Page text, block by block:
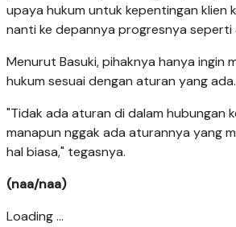
upaya hukum untuk kepentingan klien
nanti ke depannya progresnya seperti
Menurut Basuki, pihaknya hanya ingin
hukum sesuai dengan aturan yang ada.
"Tidak ada aturan di dalam hubungan
manapun nggak ada aturannya yang
hal biasa," tegasnya.
(naa/naa)
Loading ...